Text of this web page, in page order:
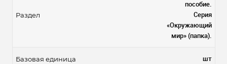
Раздел
пособие.
Серия
«Окружающий
мир» (папка).
Базовая единица шт